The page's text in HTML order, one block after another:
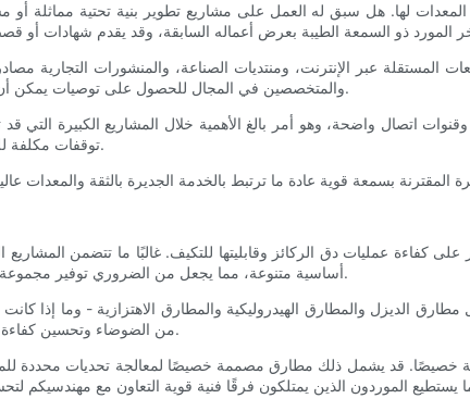
لها. هل سبق له العمل على مشاريع تطوير بنية تحتية مماثلة
المستقلة عبر الإنترنت، ومنتديات الصناعة، والمنشورات التجارية
والمتخصصين في المجال للحصول على توصيات يمكن أن يوفر رؤى مباشرة حول أداء المورد، واستجابته، وخدمة ما بعد البيع.
اتصال واضحة، وهو أمر بالغ الأهمية خلال المشاريع الكبيرة التي
توقفات مكلفة للمشروع، لذا فإن وجود مورد سريع الاستجابة يُعدّ رصيدًا لا يُقدّر بثمن.
عمليات دق الركائز وقابليتها للتكيف. غالبًا ما تتضمن المشاريع
أساسية متنوعة، مما يجعل من الضروري توفير مجموعة من مطارق دق الركائز والمعدات التكميلية المناسبة لهذه المتغيرات.
الديزل والمطارق الهيدروليكية والمطارق الاهتزازية - وما إذا
من الضوضاء وتحسين كفاءة استهلاك الوقود والتحكم المحسن في الصدمات من أجل دقة القيادة.
خصيصًا. قد يشمل ذلك مطارق مصممة خصيصًا لمعالجة تحديات محددة